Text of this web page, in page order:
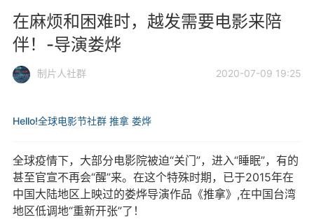
在麻烦和困难时，越发需要电影来陪
伴！-导演娄烨
制片人社群 2020-07-09 19:25
Hello!全球电影节社群 推拿 娄烨
全球疫情下，大部分电影院被迫“关门”，进入“睡眠”，有的
甚至官宣不再会“醒”来。在这个特殊时期，已于2015年在
中国大陆地区上映过的娄烨导演作品《推拿》,在中国台湾
地区低调地“重新开张”了！